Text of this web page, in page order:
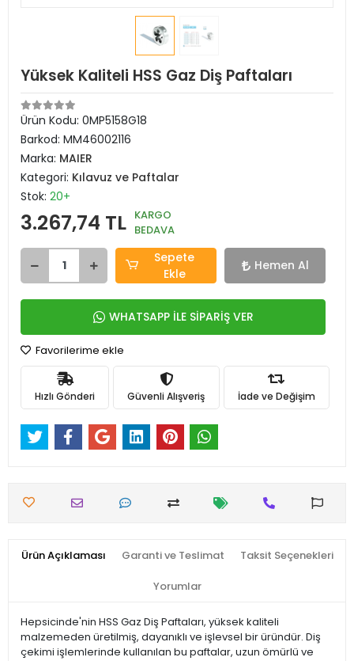
Yüksek Kaliteli HSS Gaz Diş Paftaları
Ürün Kodu: 0MP5158G18
Barkod: MM46002116
Marka: MAIER
Kategori: Kılavuz ve Paftalar
Stok: 20+
3.267,74 TL KARGO
BEDAVA
Sepete
Ekle
Hemen Al
WHATSAPP İLE SİPARİŞ VER
Favorilerime ekle
Hızlı Gönderi Güvenli Alışveriş İade ve Değişim
Ürün Açıklaması Garanti ve Teslimat Taksit Seçenekleri
Yorumlar
Hepsicinde'nin HSS Gaz Diş Paftaları, yüksek kaliteli
malzemeden üretilmiş, dayanıklı ve işlevsel bir üründür. Diş
çekimi işlemlerinde kullanılan bu paftalar, uzun ömürlü ve